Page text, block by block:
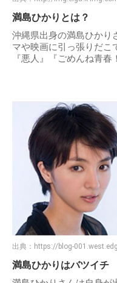
満島ひかりとは？
沖縄県出身の満島ひかり
マや映画に引っ張りだこ
『悪人』『ごめんね青春
出典： https://blog-
満島ひかりはバツイチ